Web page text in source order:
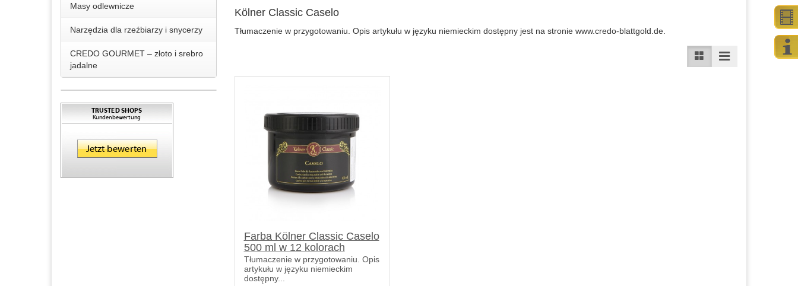
Kölner Classic Caselo
Tłumaczenie w przygotowaniu. Opis artykułu w języku niemieckim dostępny jest na stronie www.credo-blattgold.de.
Farba Kölner Classic Caselo
500 ml w 12 kolorach
Tłumaczenie w przygotowaniu. Opis
artykułu w języku niemieckim
dostępny...
Masy odlewnicze
Narzędzia dla rzeźbiarzy i snycerzy
CREDO GOURMET – złoto i srebro
jadalne